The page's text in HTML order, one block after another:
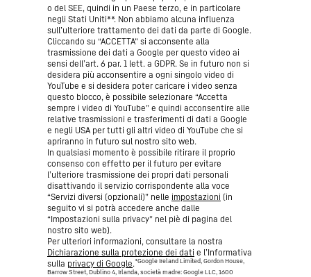
o del SEE, quindi in un Paese terzo, e in particolare
negli Stati Uniti**. Non abbiamo alcuna influenza
sull’ulteriore trattamento dei dati da parte di Google.
Cliccando su “ACCETTA” si acconsente alla
trasmissione dei dati a Google per questo video ai
sensi dell’art. 6 par. 1 lett. a GDPR. Se in futuro non si
desidera più acconsentire a ogni singolo video di
YouTube e si desidera poter caricare i video senza
questo blocco, è possibile selezionare “Accetta
sempre i video di YouTube” e quindi acconsentire alle
relative trasmissioni e trasferimenti di dati a Google
e negli USA per tutti gli altri video di YouTube che si
apriranno in futuro sul nostro sito web.
In qualsiasi momento è possibile ritirare il proprio
consenso con effetto per il futuro per evitare
l’ulteriore trasmissione dei propri dati personali
disattivando il servizio corrispondente alla voce
“Servizi diversi (opzionali)” nelle impostazioni (in
seguito vi si potrà accedere anche dalle
“Impostazioni sulla privacy” nel piè di pagina del
nostro sito web).
Per ulteriori informazioni, consultare la nostra
Dichiarazione sulla protezione dei dati e l’Informativa
sulla privacy di Google.*Google Ireland Limited, Gordon House,
Barrow Street, Dublino 4, Irlanda, società madre: Google LLC, 1600